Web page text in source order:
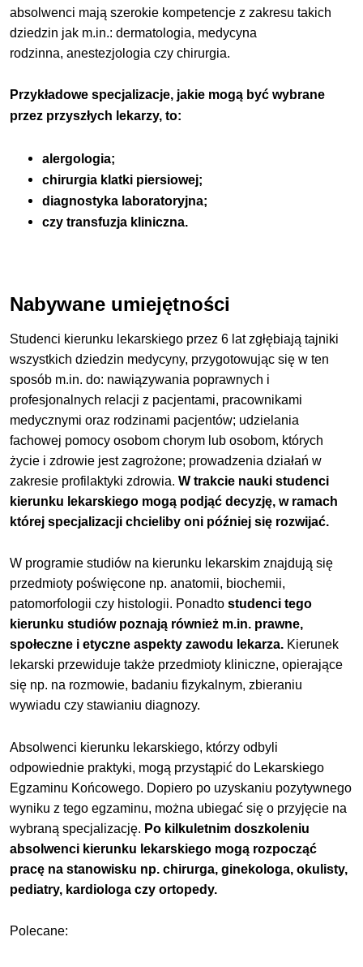
absolwenci mają szerokie kompetencje z zakresu takich
dziedzin jak m.in.: dermatologia, medycyna
rodzinna, anestezjologia czy chirurgia.
Przykładowe specjalizacje, jakie mogą być wybrane
przez przyszłych lekarzy, to:
alergologia;
chirurgia klatki piersiowej;
diagnostyka laboratoryjna;
czy transfuzja kliniczna.
Nabywane umiejętności
Studenci kierunku lekarskiego przez 6 lat zgłębiają tajniki
wszystkich dziedzin medycyny, przygotowując się w ten
sposób m.in. do: nawiązywania poprawnych i
profesjonalnych relacji z pacjentami, pracownikami
medycznymi oraz rodzinami pacjentów; udzielania
fachowej pomocy osobom chorym lub osobom, których
życie i zdrowie jest zagrożone; prowadzenia działań w
zakresie profilaktyki zdrowia.W trakcie nauki studenci
kierunku lekarskiego mogą podjąć decyzję, w ramach
której specjalizacji chcieliby oni później się rozwijać.
W programie studiów na kierunku lekarskim znajdują się
przedmioty poświęcone np. anatomii, biochemii,
patomorfologii czy histologii. Ponadtostudenci tego
kierunku studiów poznają również m.in. prawne,
społeczne i etyczne aspekty zawodu lekarza. Kierunek
lekarski przewiduje także przedmioty kliniczne, opierające
się np. na rozmowie, badaniu fizykalnym, zbieraniu
wywiadu czy stawianiu diagnozy.
Absolwenci kierunku lekarskiego, którzy odbyli
odpowiednie praktyki, mogą przystąpić do Lekarskiego
Egzaminu Końcowego. Dopiero po uzyskaniu pozytywnego
wyniku z tego egzaminu, można ubiegać się o przyjęcie na
wybraną specjalizację. Po kilkuletnim doszkoleniu
absolwenci kierunku lekarskiego mogą rozpocząć
pracę na stanowisku np. chirurga, ginekologa, okulisty,
pediatry, kardiologa czy ortopedy.
Polecane: